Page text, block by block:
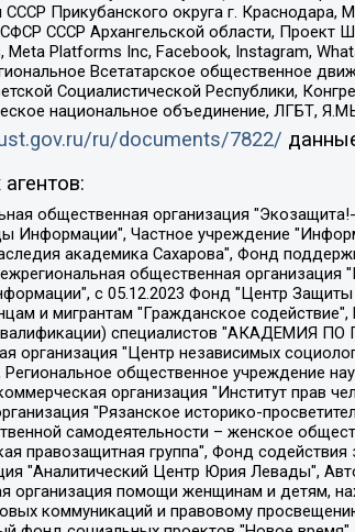
СССР Прикубанского округа г.
СССР Архангельской области, Проект
Meta Platforms Inc, Facebook, Instagram,
Всетатарское общественное
Социалистической Республики,
национальное объединение, ЛГБТ,
ru/documents/7822/
"Женщины Евразии", Челябинский региональный орган общественной самодеятельности "Уральская правозащитная группа", Фонд содействия защите здоровья и социальной справедливости имени Андрея Рылькова, Автономная Некоммерческая Организация "Аналитический Центр Юрия Левады", Автономная некоммерческая организация социальной поддержки населения "Проект Апрель", Региональная общественная организация помощи женщинам и детям, находящимся в кризисной ситуации "Информационно-методический центр "Анна", Фонд содействия развитию массовых коммуникаций и правовому просвещению "Так-так-Так", Фонд содействия устойчивому развитию "Серебряная тайга", Свердловский региональный общественный фонд социальных проектов "Новое время", "Idel.Реалии", Кавказ.Реалии, Крым.Реалии, Телеканал Настоящее Время, Татаро-башкирская служба Радио Свобода (Azatliq Radiosi), Радио Свободная Европа/Радио Свобода (PCE/PC), "Сибирь.Реалии", "Фактограф", Благотворительный фонд помощи осужденным и их семьям, Автономная некоммерческая организация "Институт глобализации и социальных движений", Фонд "В защиту прав заключенных", Частное учреждение "Центр поддержки и содействия развитию средств массовой информации", Пензенский региональный общественный благотворительный фонд "Гражданский союз", "Север.Реалии", Некоммерческая организация Фонд "Правовая инициатива", Общество с ограниченной ответственностью "Радио Свободная Европа/Радио Свобода", Чешское информационное агентство "MEDIUM-ORIENT", Красноярская региональная общественная организация "Мы против СПИДа", Камалягин Денис Николаевич, Маркелов Сергей Евгеньевич, Пономарев Лев Александрович, Савицкая Людмила Алексеевна, Автономная некоммерческая организация "Центр по работе с проблемой насилия "НАСИЛИЮ.НЕТ", Межрегиональный профессиональный союз работников здравоохранения "Альянс врачей", Юридическое лицо, зарегистрированное в Латвийской Республике, SIA "Medusa Project" (регистрационный номер 40103797863, дата регистрации 10.06.2014), Некоммерческая организация "Фонд по борьбе с коррупцией", Автономная некоммерческая организация "Институт права и публичной политики", Баданин Роман Сергеевич, Гликин Максим Александрович, Железнова Мария Михайловна, Лукьянова Юлия Сергеевна, Маетная Елизавета Витальевна, Маняхин Петр Борисович, Чуракова Ольга Владимировна, Ярош Юлия Петровна, Юридическое лицо "The Insider SIA", зарегистрированное в Риге, Латвийская Республика (дата регистрации 26.06.2015), являющееся администратором доменного имени интернет-издания "The Insider SIA", https://theins.ru, Постернак Алексей Евгеньевич, Рубин Михаил Аркадьевич,